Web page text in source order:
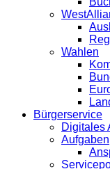
Wahlen
Bürgerservice
Digitales
Aufgaben